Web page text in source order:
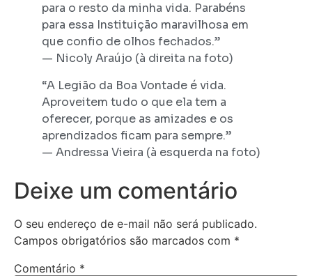
para o resto da minha vida. Parabéns
para essa Instituição maravilhosa em
que confio de olhos fechados.”
— Nicoly Araújo (à direita na foto)
“A Legião da Boa Vontade é vida.
Aproveitem tudo o que ela tem a
oferecer, porque as amizades e os
aprendizados ficam para sempre.”
— Andressa Vieira (à esquerda na foto)
Deixe um comentário
O seu endereço de e-mail não será publicado.
Campos obrigatórios são marcados com *
Comentário *